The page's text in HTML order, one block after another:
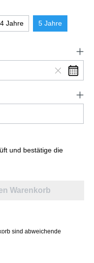
4 Jahre 5 Jahre
und bestätige die
Warenkorb
sind abweichende